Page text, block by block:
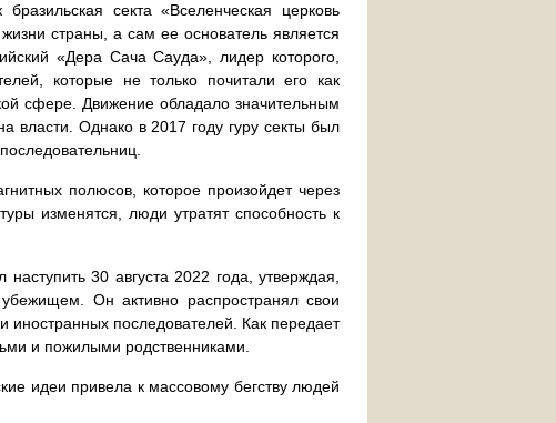
секта «Вселенческая церковь
страны, а сам ее основатель является
«Дера Сача Сауда», лидер которого,
которые не только почитали его как
сфере. Движение обладало значительным
власти. Однако в 2017 году гуру секты был
полюсов, которое произойдет через
изменятся, люди утратят способность к
30 августа 2022 года, утверждая,
Он активно распространял свои
иностранных последователей. Как передает
и пожилыми родственниками.
идеи привела к массовому бегству людей